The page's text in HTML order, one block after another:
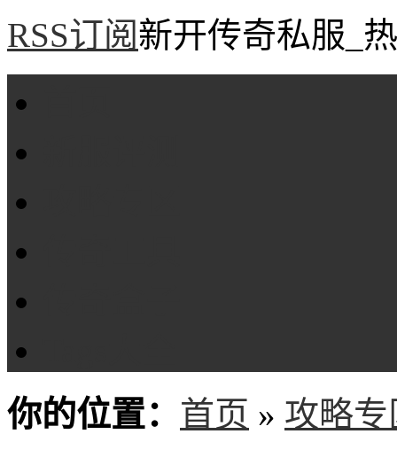
RSS订阅新开传奇私服_
你的位置： 首页 » 攻略专